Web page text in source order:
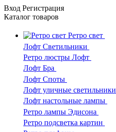
Вход Регистрация
Каталог товаров
Ретро свет
Лофт Светильники
Ретро люстры Лофт
Лофт Бра
Лофт Споты
Лофт уличные светильники
Лофт настольные лампы
Ретро лампы Эдисона
Ретро подсветка картин